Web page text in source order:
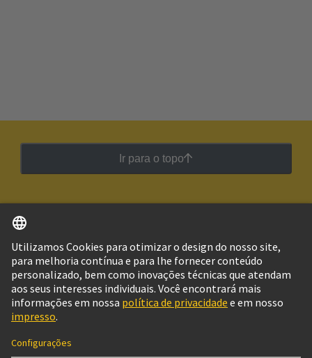
Ir para o topo
Brasil Português
© Grupo de Tecnologia HARTING
Configurações de cookies